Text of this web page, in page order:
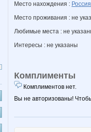
Место нахождения : Россия
Место проживания : не
Любимые места : не
Интересы : не указаны
Комплименты
Комплиментов нет.
Вы не авторизованы!